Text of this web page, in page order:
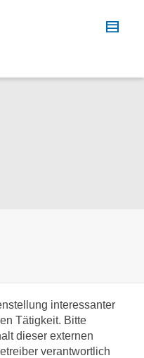
interessanter
Tätigkeit. Bitte
dieser externen
verantwortlich